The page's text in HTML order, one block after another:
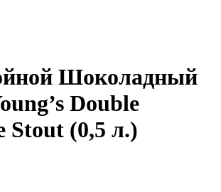
Шоколадный
Double
Stout (0,5 л.)